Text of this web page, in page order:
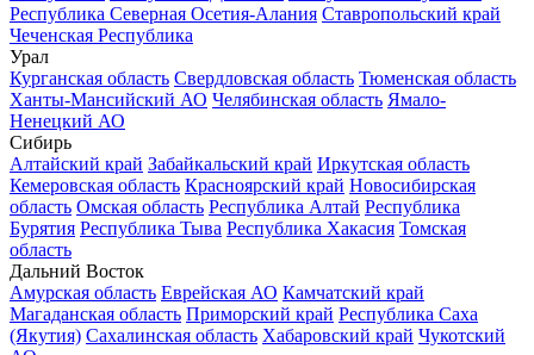
Республика Северная Осетия-Алания Ставропольский край
Чеченская Республика
Урал
Курганская область Свердловская область Тюменская область
Ханты-Мансийский АО Челябинская область Ямало-
Ненецкий АО
Сибирь
Алтайский край Забайкальский край Иркутская область
Кемеровская область Красноярский край Новосибирская
область Омская область Республика Алтай Республика
Бурятия Республика Тыва Республика Хакасия Томская
область
Дальний Восток
Амурская область Еврейская АО Камчатский край
Магаданская область Приморский край Республика Саха
(Якутия) Сахалинская область Хабаровский край Чукотский